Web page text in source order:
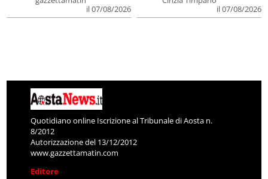
il 07/08/2026
il 07/08/2026
Quotidiano online Iscrizione al Tribunale di Aosta n.
8/2012
Autorizzazione del 13/12/2012
www.gazzettamatin.com
Editore